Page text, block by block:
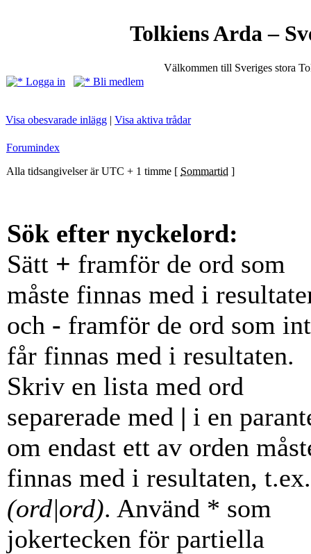
Tolkiens Arda –
Välkommen till Sveriges stora
Logga in
Bli medlem
Visa obesvarade inlägg | Visa aktiva trådar
Forumindex
Alla tidsangivelser är UTC + 1 timme [ Sommartid ]
Sök efter nyckelord:
Sätt + framför de ord som
måste finnas med i
och - framför de ord som
får finnas med i resultaten.
Skriv en lista med ord
separerade med | i en
om endast ett av orden
finnas med i resultaten, t.ex.
(ord|ord). Använd * som
jokertecken för partiella